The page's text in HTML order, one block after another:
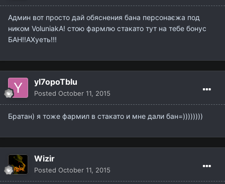
Админ вот просто дай обяснения бана персонаєжа под
ником VoluniakA! стою фармлю стакато тут на тебе бонус
БАН!!АХуеть!!!
yl7opoTblu
Posted October 11, 2015
Братан) я тоже фармил в стакато и мне дали бан=))))))))
Wizir
Posted October 11, 2015